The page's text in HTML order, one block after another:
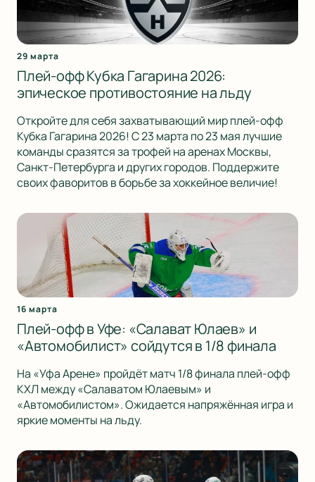
29 марта
Плей-офф Кубка Гагарина 2026:
эпическое противостояние на льду
Откройте для себя захватывающий мир плей-офф
Кубка Гагарина 2026! С 23 марта по 23 мая лучшие
команды сразятся за трофей на аренах Москвы,
Санкт-Петербурга и других городов. Поддержите
своих фаворитов в борьбе за хоккейное величие!
16 марта
Плей-офф в Уфе: «Салават Юлаев» и
«Автомобилист» сойдутся в 1/8 финала
На «Уфа Арене» пройдёт матч 1/8 финала плей-офф
КХЛ между «Салаватом Юлаевым» и
«Автомобилистом». Ожидается напряжённая игра и
яркие моменты на льду.